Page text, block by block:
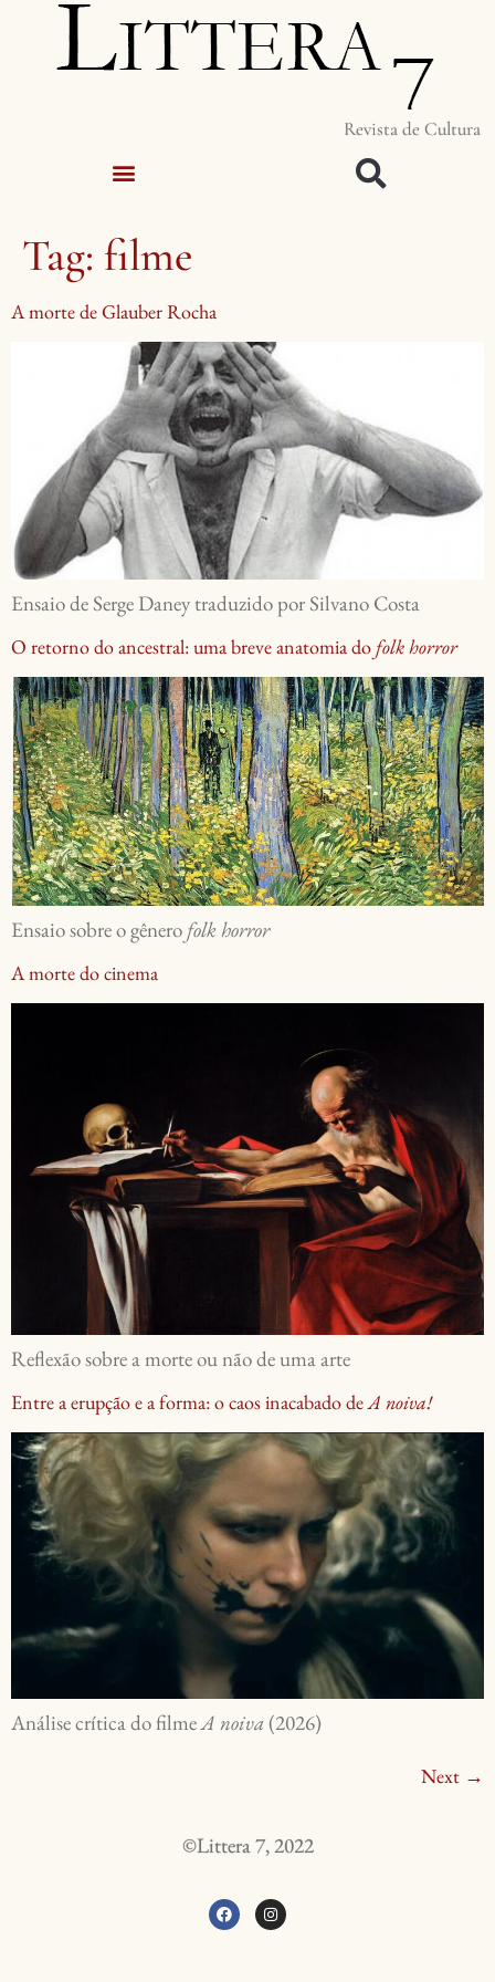
Revista de Cultura
Tag: filme
A morte de Glauber Rocha
Ensaio de Serge Daney traduzido por Silvano Costa
O retorno do ancestral: uma breve anatomia do folk horror
Ensaio sobre o gênero folk horror
A morte do cinema
Reflexão sobre a morte ou não de uma arte
Entre a erupção e a forma: o caos inacabado deA noiva!
Análise crítica do filmeA noiva (2026)
Next →
©Littera 7, 2022